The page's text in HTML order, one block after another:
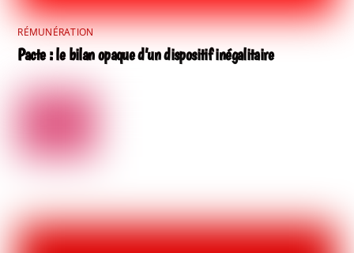
RÉMUNÉRATION
Pacte : le bilan opaque d’un dispositif inégalitaire